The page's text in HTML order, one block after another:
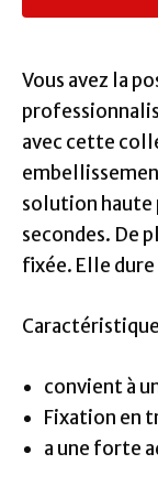
Vous avez la
avec cette
solution haute
secondes. De
fixée. Elle dure
convient à
Fixation en
a une forte